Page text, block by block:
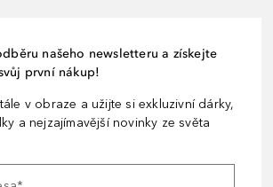
našeho newsletteru a získejte
první nákup!
v obraze a užijte si exkluzivní dárky,
a nejzajímavější novinky ze světa